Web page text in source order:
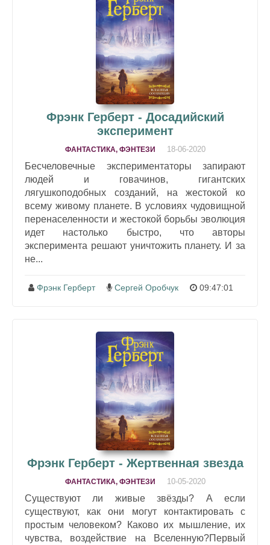
Фрэнк Герберт - Досадийский
эксперимент
ФАНТАСТИКА, ФЭНТЕЗИ 18-06-2020
Бесчеловечные экспериментаторы запирают
людей и говачинов, гигантских
лягушкоподобных созданий, на жестокой ко
всему живому планете. В условиях чудовищной
перенаселенности и жестокой борьбы эволюция
идет настолько быстро, что авторы
эксперимента решают уничтожить планету. И за
не...
Фрэнк Герберт Сергей Оробчук 09:47:01
Фрэнк Герберт - Жертвенная звезда
ФАНТАСТИКА, ФЭНТЕЗИ 10-05-2020
Существуют ли живые звёзды? А если
существуют, как они могут контактировать с
простым человеком? Каково их мышление, их
чувства, воздействие на Вселенную?Первый